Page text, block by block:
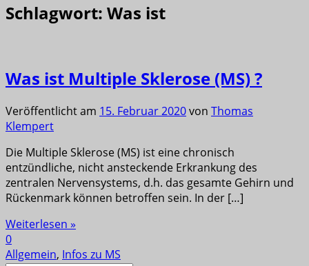
Schlagwort: Was ist
Was ist Multiple Sklerose (MS) ?
Veröffentlicht am 15. Februar 2020von Thomas
Klempert
Die Multiple Sklerose (MS) ist eine chronisch
entzündliche, nicht ansteckende Erkrankung des
zentralen Nervensystems, d.h. das gesamte Gehirn und
Rückenmark können betroffen sein. In der […]
Weiterlesen »
0
Allgemein, Infos zu MS